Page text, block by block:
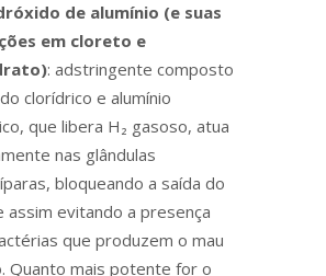
de alumínio (e suas
em cloreto e
: adstringente composto
clorídrico e alumínio
que libera H₂ gasoso, atua
nas glândulas
bloqueando a saída do
assim evitando a presença
que produzem o mau
Quanto mais potente for o